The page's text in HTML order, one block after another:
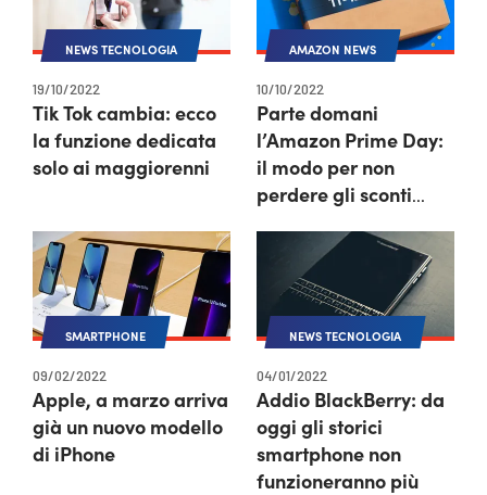
NEWS TECNOLOGIA
19/10/2022
Tik Tok cambia: ecco
la funzione dedicata
solo ai maggiorenni
AMAZON NEWS
10/10/2022
Parte domani
l’Amazon Prime Day:
il modo per non
perdere gli sconti
SMARTPHONE
09/02/2022
Apple, a marzo arriva
già un nuovo modello
di iPhone
NEWS TECNOLOGIA
04/01/2022
Addio BlackBerry: da
oggi gli storici
smartphone non
funzioneranno più